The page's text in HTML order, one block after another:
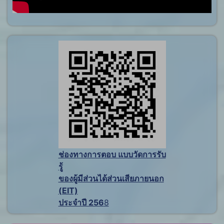
ช่องทางการตอบ แบบวัดการรับ
รู้
ของผู้มีส่วนได้ส่วนเสียภายนอก
(EIT)
ประจำปี 2568